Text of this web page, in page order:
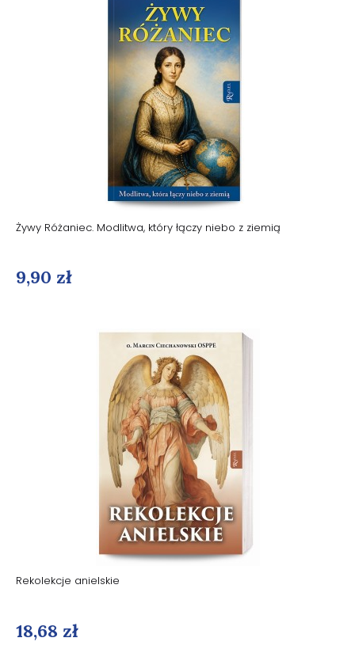
Żywy Różaniec. Modlitwa, który łączy niebo z ziemią
9,90 zł
Rekolekcje anielskie
18,68 zł